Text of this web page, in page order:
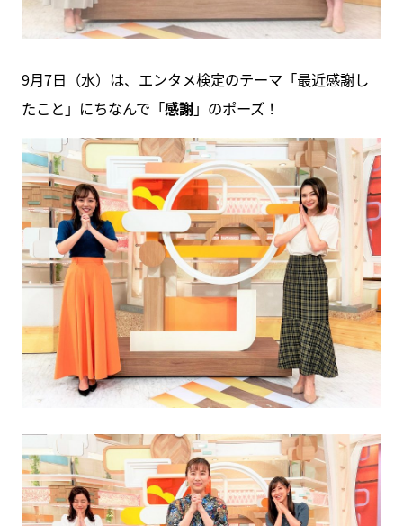
9月7日（水）は、エンタメ検定のテーマ「最近感謝し
たこと」にちなんで「感謝」のポーズ！